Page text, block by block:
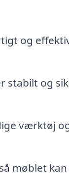
og
stabilt og
værktøj
møblet kan